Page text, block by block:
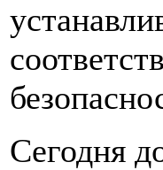
Сегодня